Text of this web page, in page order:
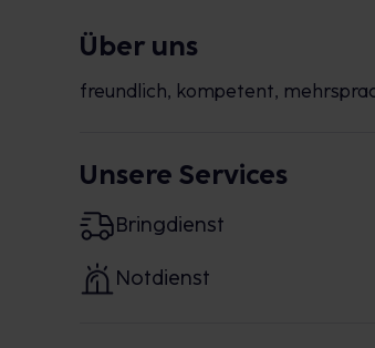
Über uns
freundlich, kompetent,
Unsere Services
Bringdienst
Notdienst